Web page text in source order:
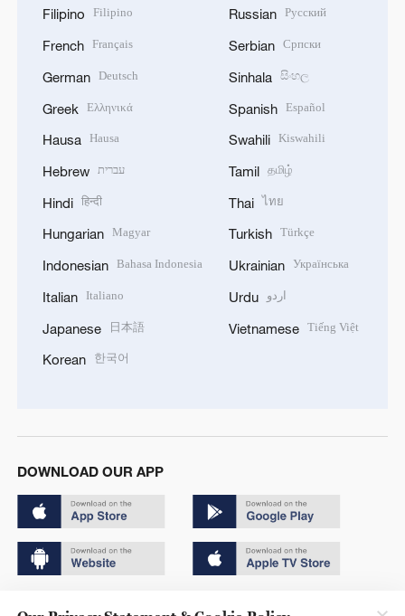
Filipino Filipino
French Français
German Deutsch
Greek Ελληνικά
Hausa Hausa
Hebrew עברית
Hindi हिन्दी
Hungarian Magyar
Indonesian Bahasa Indonesia
Italian Italiano
Japanese 日本語
Korean 한국어
Russian Русский
Serbian Српски
Sinhala සිංහල
Spanish Español
Swahili Kiswahili
Tamil தமிழ்
Thai ไทย
Turkish Türkçe
Ukrainian Українська
Urdu اردو
Vietnamese Tiếng Việt
DOWNLOAD OUR APP